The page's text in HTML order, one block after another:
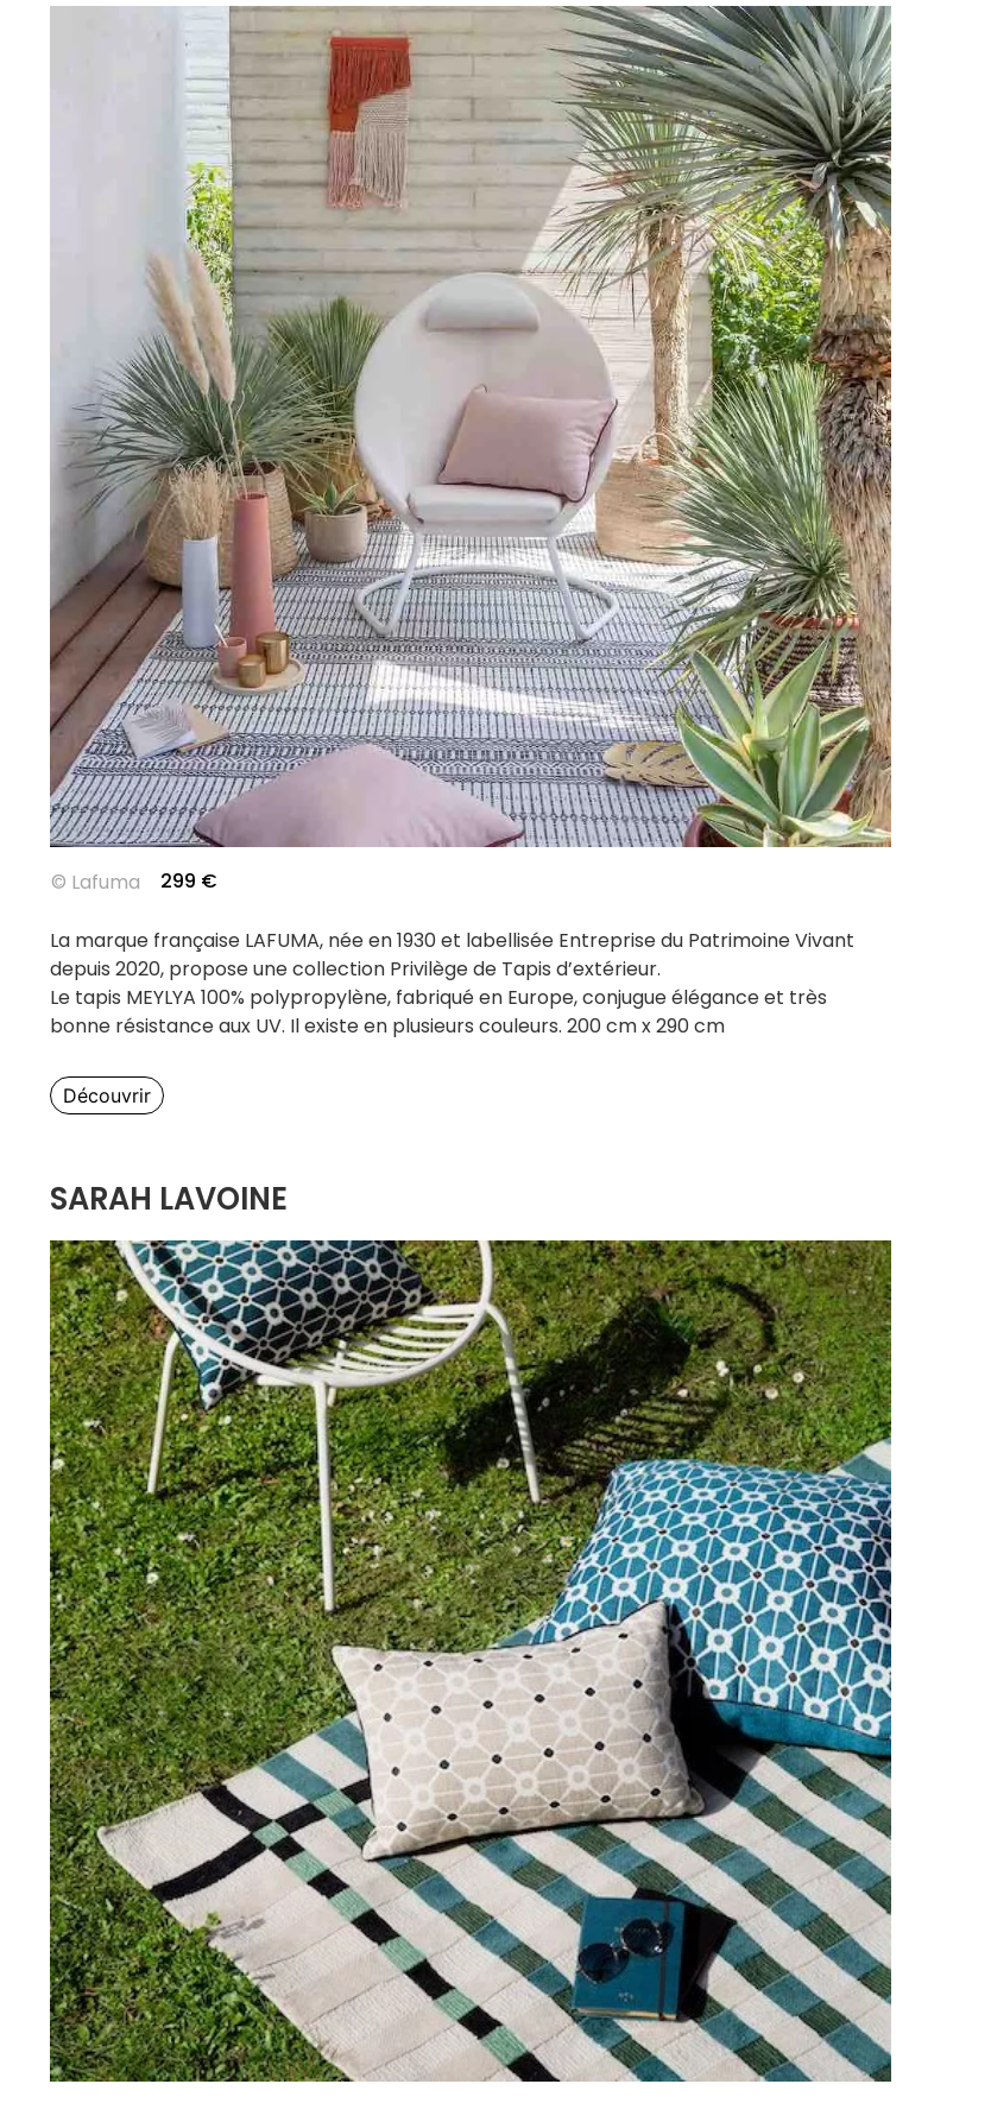
© Lafuma 299 €
La marque française LAFUMA, née en 1930 et labellisée Entreprise du Patrimoine Vivant
depuis 2020, propose une collection Privilège de Tapis d’extérieur.
Le tapis MEYLYA 100% polypropylène, fabriqué en Europe, conjugue élégance et très
bonne résistance aux UV. Il existe en plusieurs couleurs. 200 cm x 290 cm
Découvrir
SARAH LAVOINE